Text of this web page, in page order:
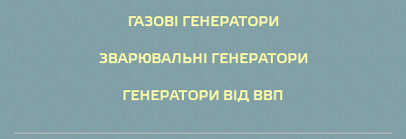
ГАЗОВІ ГЕНЕРАТОРИ
ЗВАРЮВАЛЬНІ ГЕНЕРАТОРИ
ГЕНЕРАТОРИ ВІД ВВП